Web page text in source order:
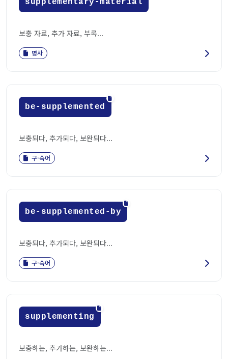
supplementary-material
보충 자료, 추가 자료, 부록...
명사
be-supplemented
보충되다, 추가되다, 보완되다...
구·숙어
be-supplemented-by
보충되다, 추가되다, 보완되다...
구·숙어
supplementing
보충하는, 추가하는, 보완하는...